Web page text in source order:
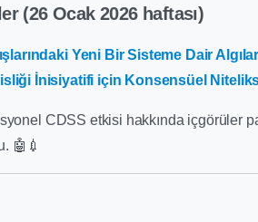
(26 Ocak 2026 haftası)
Yeni Bir Sisteme Dair
İnisiyatifi için Konsensüel
CDSS etkisi hakkında içgörüler
🤖💉